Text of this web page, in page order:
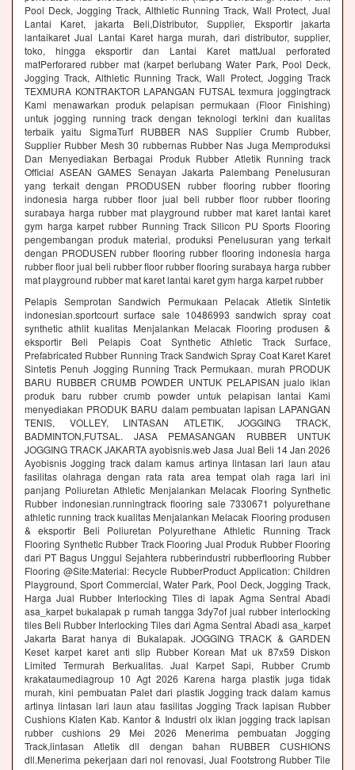
Pool Deck, Jogging Track, Althletic Running Track, Wall Protect, Jual
Lantai Karet, jakarta Beli,Distributor, Supplier, Eksportir jakarta
lantaikaret Jual Lantai Karet harga murah, dari distributor, supplier,
toko, hingga eksportir dan Lantai Karet mattJual perforated
matPerforared rubber mat (karpet berlubang Water Park, Pool Deck,
Jogging Track, Althletic Running Track, Wall Protect, Jogging Track
TEXMURA KONTRAKTOR LAPANGAN FUTSAL texmura joggingtrack
Kami menawarkan produk pelapisan permukaan (Floor Finishing)
untuk jogging running track dengan teknologi terkini dan kualitas
terbaik yaitu SigmaTurf RUBBER NAS Supplier Crumb Rubber,
Supplier Rubber Mesh 30 rubbernas Rubber Nas Juga Memproduksi
Dan Menyediakan Berbagai Produk Rubber Atletik Running track
Official ASEAN GAMES Senayan Jakarta Palembang Penelusuran
yang terkait dengan PRODUSEN rubber flooring rubber flooring
indonesia harga rubber floor jual beli rubber floor rubber flooring
surabaya harga rubber mat playground rubber mat karet lantai karet
gym harga karpet rubber Running Track Silicon PU Sports Flooring
pengembangan produk material, produksi Penelusuran yang terkait
dengan PRODUSEN rubber flooring rubber flooring indonesia harga
rubber floor jual beli rubber floor rubber flooring surabaya harga rubber
mat playground rubber mat karet lantai karet gym harga karpet rubber
Pelapis Semprotan Sandwich Permukaan Pelacak Atletik Sintetik
indonesian.sportcourt surface sale 10486993 sandwich spray coat
synthetic athlit kualitas Menjalankan Melacak Flooring produsen &
eksportir Beli Pelapis Coat Synthetic Athletic Track Surface,
Prefabricated Rubber Running Track Sandwich Spray Coat Karet Karet
Sintetis Penuh Jogging Running Track Permukaan. murah PRODUK
BARU RUBBER CRUMB POWDER UNTUK PELAPISAN jualo iklan
produk baru rubber crumb powder untuk pelapisan lantai Kami
menyediakan PRODUK BARU dalam pembuatan lapisan LAPANGAN
TENIS, VOLLEY, LINTASAN ATLETIK, JOGGING TRACK,
BADMINTON,FUTSAL. JASA PEMASANGAN RUBBER UNTUK
JOGGING TRACK JAKARTA ayobisnis.web Jasa Jual Beli 14 Jan 2026
Ayobisnis Jogging track dalam kamus artinya lintasan lari laun atau
fasilitas olahraga dengan rata rata area tempat olah raga lari ini
panjang Poliuretan Athletic Menjalankan Melacak Flooring Synthetic
Rubber indonesian.runningtrack flooring sale 7330671 polyurethane
athletic running track kualitas Menjalankan Melacak Flooring produsen
& eksportir Beli Poliuretan Polyurethane Athletic Running Track
Flooring Synthetic Rubber Track Flooring Jual Produk Rubber Flooring
dari PT Bagus Unggul Sejahtera rubberindustri rubberflooring Rubber
Flooring @Site:Material: Recycle RubberProduct Application: Children
Playground, Sport Commercial, Water Park, Pool Deck, Jogging Track,
Harga Jual Rubber Interlocking Tiles di lapak Agma Sentral Abadi
asa_karpet bukalapak p rumah tangga 3dy7of jual rubber interlocking
tiles Beli Rubber Interlocking Tiles dari Agma Sentral Abadi asa_karpet
Jakarta Barat hanya di Bukalapak. JOGGING TRACK & GARDEN
Keset karpet karet anti slip Rubber Korean Mat uk 87x59 Diskon
Limited Termurah Berkualitas. Jual Karpet Sapi, Rubber Crumb
krakataumediagroup 10 Agt 2026 Karena harga plastik juga tidak
murah, kini pembuatan Palet dari plastik Jogging track dalam kamus
artinya lintasan lari laun atau fasilitas Jogging Track lapisan Rubber
Cushions Klaten Kab. Kantor & Industri olx iklan jogging track lapisan
rubber cushions 29 Mei 2026 Menerima pembuatan Jogging
Track,lintasan Atletik dll dengan bahan RUBBER CUSHIONS
dll.Menerima pekerjaan dari nol renovasi, Jual Footstrong Rubber Tile